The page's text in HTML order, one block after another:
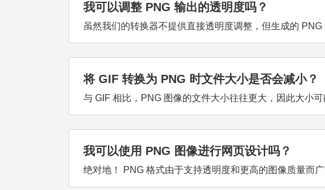
我可以调整 PNG 输出的透明度吗？
虽然我们的转换器不提供直接透明度调整，但生成的 PNG
将 GIF 转换为 PNG 时文件大小是否会减小？
与 GIF 相比，PNG 图像的文件大小往往更大，因此大小可
我可以使用 PNG 图像进行网页设计吗？
绝对地！ PNG 格式由于支持透明度和更高的图像质量而广